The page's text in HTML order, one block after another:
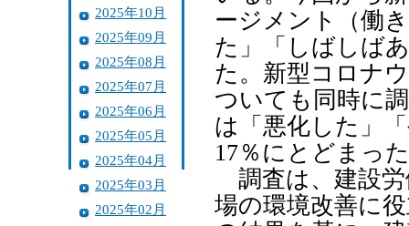
2025年10月
2025年09月
2025年08月
2025年07月
2025年06月
2025年05月
2025年04月
2025年03月
2025年02月
ージメント（働
た」「しばしば
た。新型コロナ
ついても同時に
は「悪化した」
17％にとどまっ
調査は、建設労
場の環境改善に